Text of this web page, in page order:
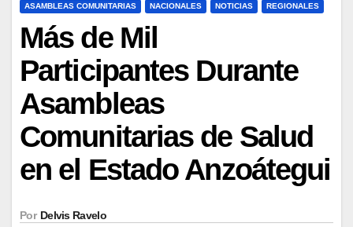
ASAMBLEAS COMUNITARIAS NACIONALES NOTICIAS REGIONALES
Más de Mil
Participantes Durante
Asambleas
Comunitarias de Salud
en el Estado Anzoátegui
Por Delvis Ravelo